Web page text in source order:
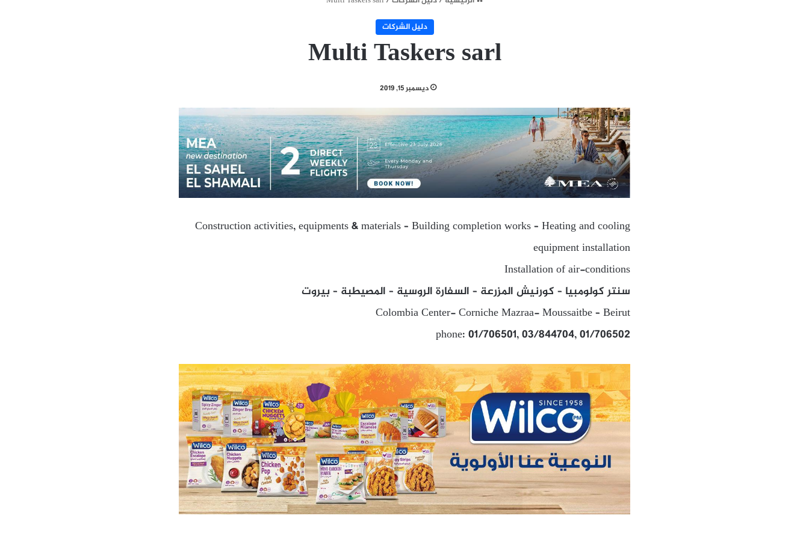
دليل الشركات
Multi Taskers sarl
ديسمبر 15, 2019
Construction activities, equipments & materials – Building completion works – Heating and cooling
equipment installation
Installation of air-conditions
سنتر كولومبيا – كورنيش المزرعة – السفارة الروسية – المصيطبة – بيروت
Colombia Center- Corniche Mazraa- Moussaitbe – Beirut
phone: 01/706501, 03/844704, 01/706502